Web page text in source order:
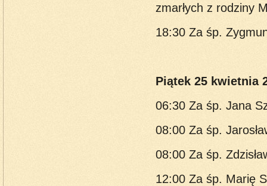
zmarłych z rodziny
18:30 Za śp.
Piątek 25 kwietnia
06:30 Za śp. Jana
08:00 Za śp.
08:00 Za śp.
12:00 Za śp. Marię